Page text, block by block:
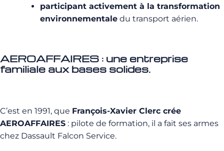
participant activement à la transformation
environnementale du transport aérien.
AEROAFFAIRES : une entreprise
familiale aux bases solides.
C’est en 1991, que François-Xavier Clerc crée
AEROAFFAIRES : pilote de formation, il a fait ses armes
chez Dassault Falcon Service.